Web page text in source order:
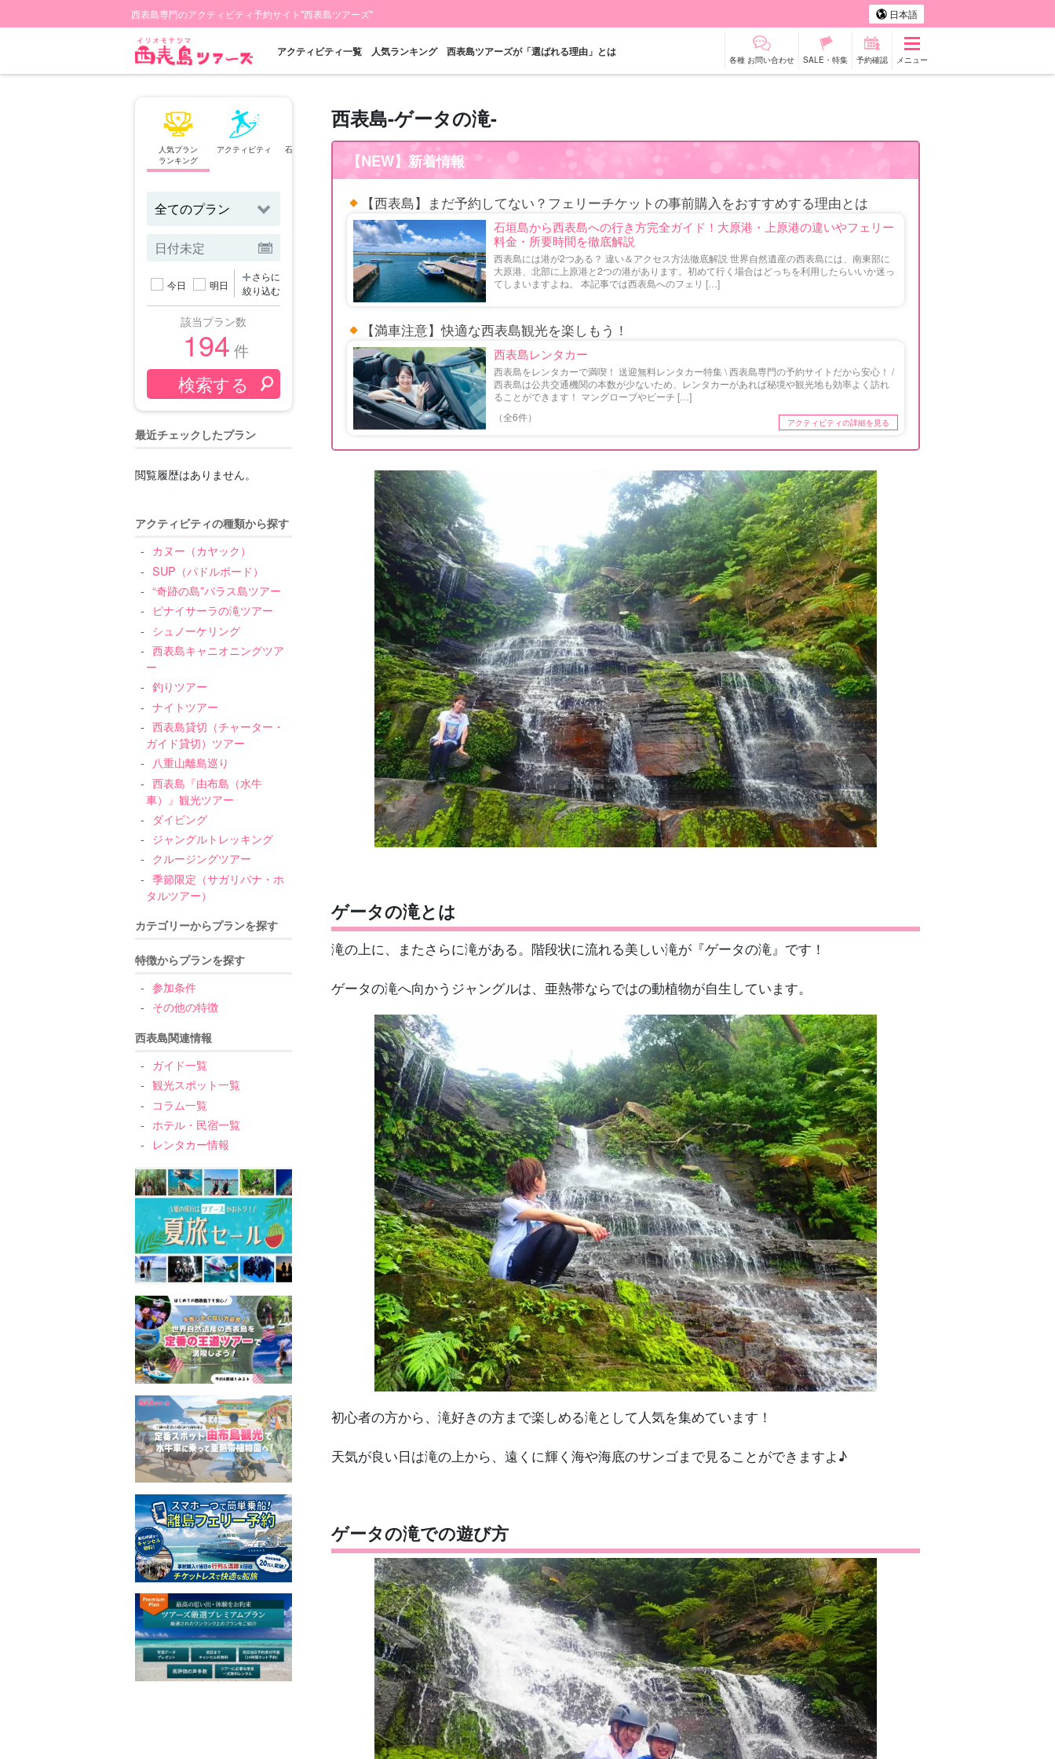
西表島専門のアクティビティ予約サイト"西表島ツアーズ" 日本語
アクティビティ一覧 人気ランキング 西表島ツアーズが「選ばれる理由」とは
各種 お問い合わせ SALE・特集 予約確認 メニュー
人気プラン
ランキング
アクティビティ
石垣島⇄西表島
プラン
お得な割引
セットプラン
プレミアム
厳選プラン
西表島"滝"
ツアー
レンタカー
今日 明日
さらに
絞り込む
該当プラン数
194 件
最近チェックしたプラン
閲覧履歴はありません。
アクティビティの種類から探す
カヌー（カヤック）
SUP（パドルボード）
“奇跡の島”バラス島ツアー
ピナイサーラの滝ツアー
シュノーケリング
西表島キャニオニングツア
ー
釣りツアー
ナイトツアー
西表島貸切（チャーター・
ガイド貸切）ツアー
八重山離島巡り
西表島『由布島（水牛
車）』観光ツアー
ダイビング
ジャングルトレッキング
クルージングツアー
季節限定（サガリバナ・ホ
タルツアー）
カテゴリーからプランを探す
特徴からプランを探す
参加条件
その他の特徴
西表島関連情報
ガイド一覧
観光スポット一覧
コラム一覧
ホテル・民宿一覧
レンタカー情報
西表島-ゲータの滝-
【NEW】新着情報
【西表島】まだ予約してない？フェリーチケットの事前購入をおすすめする理由とは
石垣島から西表島への行き方完全ガイド！大原港・上原港の違いやフェリー
料金・所要時間を徹底解説
西表島には港が2つある？ 違い＆アクセス方法徹底解説 世界自然遺産の西表島には、南東部に
大原港、北部に上原港と2つの港があります。初めて行く場合はどっちを利用したらいいか迷っ
てしまいますよね。 本記事では西表島へのフェリ […]
【満車注意】快適な西表島観光を楽しもう！
西表島レンタカー
西表島をレンタカーで満喫！ 送迎無料レンタカー特集 \ 西表島専門の予約サイトだから安心！ /
西表島は公共交通機関の本数が少ないため、レンタカーがあれば秘境や観光地も効率よく訪れ
ることができます！ マングローブやビーチ […]
（全6件）
アクティビティの詳細を見る
ゲータの滝とは
滝の上に、またさらに滝がある。階段状に流れる美しい滝が『ゲータの滝』です！
ゲータの滝へ向かうジャングルは、亜熱帯ならではの動植物が自生しています。
初心者の方から、滝好きの方まで楽しめる滝として人気を集めています！
天気が良い日は滝の上から、遠くに輝く海や海底のサンゴまで見ることができますよ♪
ゲータの滝での遊び方